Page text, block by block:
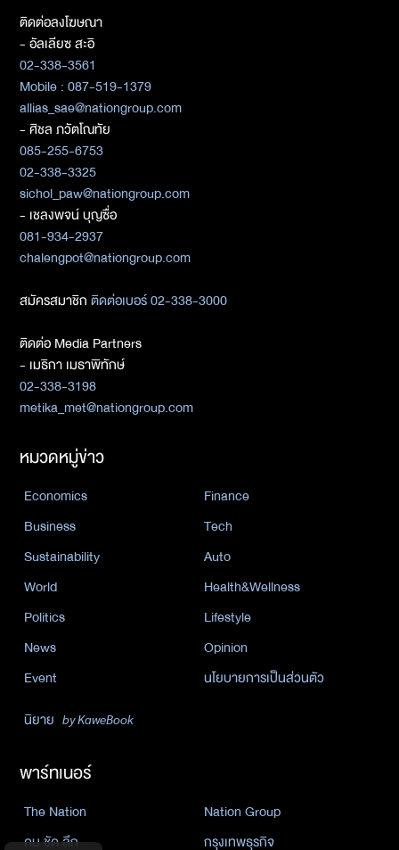
ติดต่อลงโฆษณา
- อัลเลียซ สะอิ
02-338-3561
Mobile : 087-519-1379
allias_sae@nationgroup.com
- ศิชล ภวัตโณทัย
085-255-6753
02-338-3325
sichol_paw@nationgroup.com
- เชลงพจน์ บุญซื่อ
081-934-2937
chalengpot@nationgroup.com
สมัครสมาชิกติดต่อเบอร์ 02-338-3000
ติดต่อ Media Partners
- เมธิกา เมธาพิทักษ์
02-338-3198
metika_met@nationgroup.com
หมวดหมู่ข่าว
Economics
Finance
Business
Tech
Sustainability
Auto
World
Health&Wellness
Politics
Lifestyle
News
Opinion
Event
นโยบายการเป็นส่วนตัว
นิยาย by KaweBook
พาร์ทเนอร์
The Nation
Nation Group
คม ชัด ลึก
กรุงเทพธุรกิจ